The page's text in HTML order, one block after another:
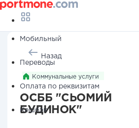
Мобильный
Переводы
Оплата по реквизитам
Кешбэк
Назад
Коммунальные услуги
ОСББ "СЬОМИЙ
БУДИНОК"